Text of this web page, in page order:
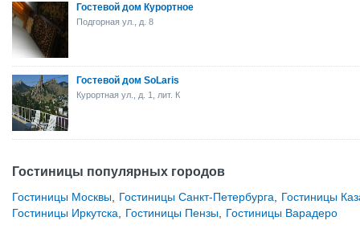
Гостевой дом Курортное
Подгорная ул., д. 8
Гостевой дом SoLaris
Курортная ул., д. 1, лит. К
Гостиницы популярных городов
Гостиницы Москвы Гостиницы Санкт-Петербурга
Гостиницы
Гостиницы Иркутска
Гостиницы Пензы Гостиницы Варадеро